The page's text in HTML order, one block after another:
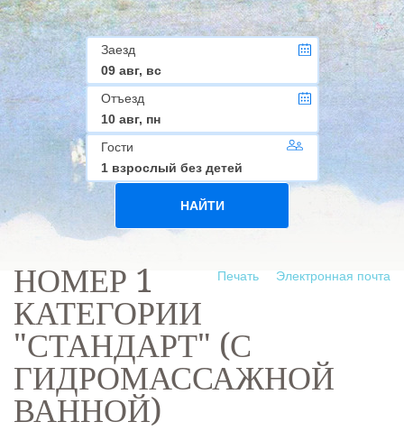
Заезд
09 авг, вс
Отъезд
10 авг, пн
Гости
1 взрослый без детей
НАЙТИ
Электронная почта
Печать
НОМЕР 1
КАТЕГОРИИ
"СТАНДАРТ" (С
ГИДРОМАССАЖНОЙ
ВАННОЙ)